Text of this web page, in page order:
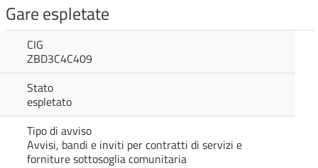
Gare espletate
CIG
ZBD3C4C409
Stato
espletato
Tipo di avviso
Avvisi, bandi e inviti per contratti di servizi e
forniture sottosoglia comunitaria